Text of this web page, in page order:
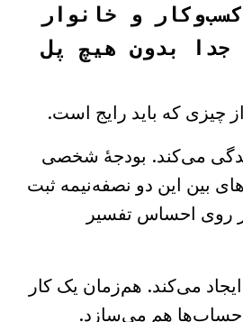
و خانوار
جدا بدون هیچ پل
چیزی که باید رایج است.
می‌کند. بودجهٔ شخصی
بین این دو نصفه‌نیمه ثبت
روی احساس تفسیر
می‌کند. هم‌زمان یک کار
حساب‌ها هم می‌سازد.